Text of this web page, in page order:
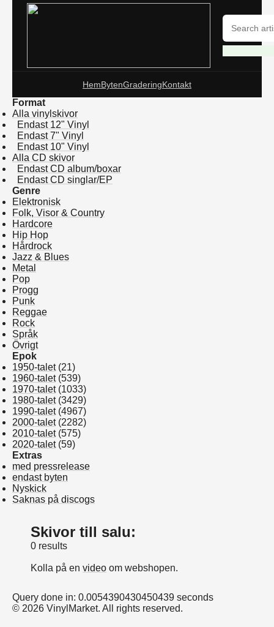
HemBytenGraderingKontakt
Format
Alla vinylskivor
Endast 12" Vinyl
Endast 7" Vinyl
Endast 10" Vinyl
Alla CD skivor
Endast CD album/boxar
Endast CD singlar/EP
Genre
Elektronisk
Folk, Visor & Country
Hardcore
Hip Hop
Hårdrock
Jazz & Blues
Metal
Pop
Progg
Punk
Reggae
Rock
Språk
Övrigt
Epok
1950-talet(21)
1960-talet(539)
1970-talet(1033)
1980-talet(3429)
1990-talet(4967)
2000-talet(2282)
2010-talet(575)
2020-talet(59)
Extras
med pressrelease
endast byten
Nyskick
Saknas på discogs
Skivor till salu:
0 results
Kolla på en video om webshopen.
Query done in: 0.0054390430450439 seconds
© 2026 VinylMarket. All rights reserved.